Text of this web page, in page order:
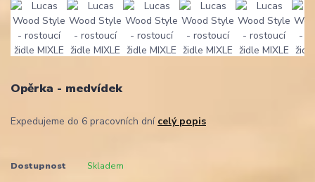
Opěrka - medvídek
Expedujeme do 6 pracovních dní celý popis
Dostupnost Skladem